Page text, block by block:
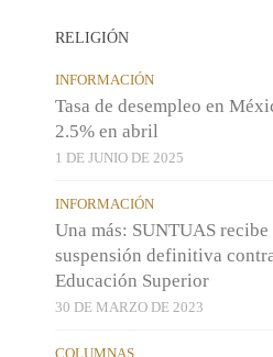
RELIGIÓN
INFORMACIÓN
Tasa de desempleo en
2.5% en abril
1 DE JUNIO DE 2025
INFORMACIÓN
Una más: SUNTUAS recibe
suspensión definitiva
Educación Superior
30 DE MARZO DE 2023
COLUMNAS